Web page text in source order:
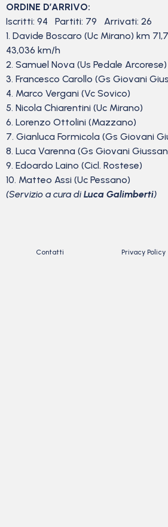
ORDINE D’ARRIVO:
Iscritti: 94 Partiti: 79 Arrivati: 26
1. Davide Boscaro (Uc Mirano) km
43,036 km/h
2. Samuel Nova (Us Pedale Arcorese)
3. Francesco Carollo (Gs Giovani
4. Marco Vergani (Vc Sovico)
5. Nicola Chiarentini (Uc Mirano)
6. Lorenzo Ottolini (Mazzano)
7. Gianluca Formicola (Gs Giovani
8. Luca Varenna (Gs Giovani
9. Edoardo Laino (Cicl. Rostese)
10. Matteo Assi (Uc Pessano)
(Servizio a cura di Luca Galimberti)
Contatti Privacy Policy